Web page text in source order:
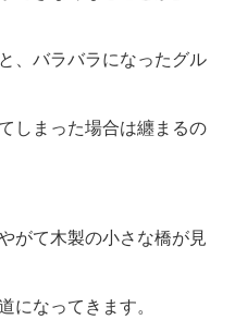
、バラバラになったグル
しまった場合は纏まるの
がて木製の小さな橋が見
になってきます。